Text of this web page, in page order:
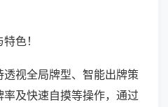
色！
视全局牌型、智能出牌策
及快速自摸等操作，通过